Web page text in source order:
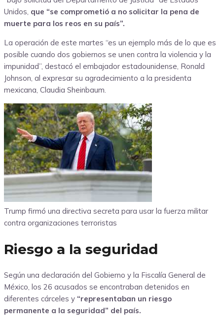
Unidos, que “se comprometió a no solicitar la pena de
muerte para los reos en su país”.
La operación de este martes “es un ejemplo más de lo que es
posible cuando dos gobiernos se unen contra la violencia y la
impunidad”, destacó el embajador estadounidense, Ronald
Johnson, al expresar su agradecimiento a la presidenta
mexicana, Claudia Sheinbaum.
Trump firmó una directiva secreta para usar la fuerza militar
contra organizaciones terroristas
Riesgo a la seguridad
Según una declaración del Gobierno y la Fiscalía General de
México, los 26 acusados se encontraban detenidos en
diferentes cárceles y “representaban un riesgo
permanente a la seguridad” del país.